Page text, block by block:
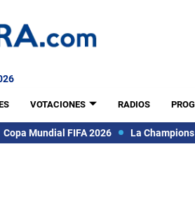
VOTACIONES RADIOS
Copa Mundial FIFA 2026 La Champions